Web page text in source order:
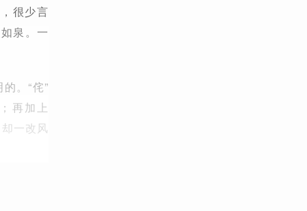
很少言
泉。一
。“侘”
再加上
一改风